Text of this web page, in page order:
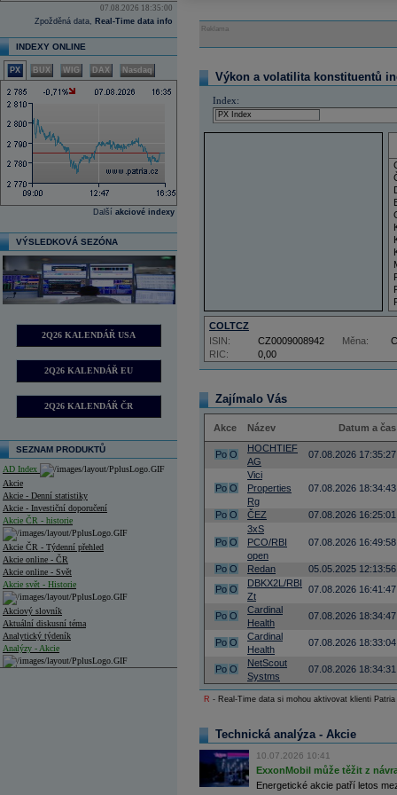
07.08.2026 18:35:00
Zpožděná data, Real-Time data info
INDEXY ONLINE
PX BUX WIG DAX Nasdaq
Další akciové indexy
VÝSLEDKOVÁ SEZÓNA
2Q26 KALENDÁŘ USA
2Q26 KALENDÁŘ EU
2Q26 KALENDÁŘ ČR
SEZNAM PRODUKTŮ
AD Index
Akcie
Akcie - Denní statistiky
Akcie - Investiční doporučení
Akcie ČR - historie
Akcie ČR - Týdenní přehled
Akcie online - ČR
Akcie online - Svět
Akcie svět - Historie
Akciový slovník
Aktuální diskusní téma
Analytický týdeník
Analýzy - Akcie
Reklama
Výkon a volatilita konstituentů
Index:
COLTCZ
RIC: 0,00
ISIN: CZ0009008942 Měna:
Zajímalo Vás
Akce Název Datum a čas
Po O
HOCHTIEF
AG
07.08.2026 17:35:27
Po O
Vici
Properties
Rg
07.08.2026 18:34:43
Po O ČEZ 07.08.2026 16:25:01
Po O
3xS
PCO/RBI
open
07.08.2026 16:49:58
Po O Redan
05.05.2025 12:13:56
Po O
DBKX2L/RBI
Zt
07.08.2026 16:41:47
Po O
Cardinal
Health
07.08.2026 18:34:47
Po O
Cardinal
Health
07.08.2026 18:33:04
Po O
NetScout
Systms
07.08.2026 18:34:31
R - Real-Time data si mohou aktivovat klienti
Technická analýza - Akcie
10.07.2026 10:41
ExxonMobil může těžit z
Energetické akcie patří letos